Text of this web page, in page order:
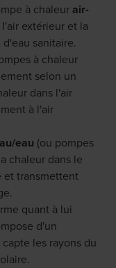
à chaleur air-
extérieur et la
sanitaire.
à chaleur
selon un
dans l'air
à l'air
eau (ou pompes
chaleur dans le
et transmettent
quant à lui
d'un
les rayons du